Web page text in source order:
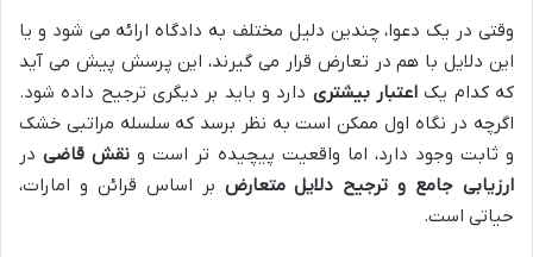
وقتی در یک دعوا، چندین دلیل مختلف به دادگاه ارائه می شود و یا
این دلایل با هم در تعارض قرار می گیرند، این پرسش پیش می آید
که کدام یک اعتبار بیشتری دارد و باید بر دیگری ترجیح داده شود.
اگرچه در نگاه اول ممکن است به نظر برسد که سلسله مراتبی خشک
و ثابت وجود دارد، اما واقعیت پیچیده تر است و نقش قاضیدر
ارزیابی جامع و ترجیح دلایل متعارض بر اساس قرائن و امارات،
حیاتی است.